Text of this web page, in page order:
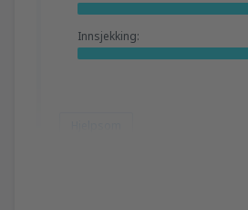
Innsjekking: